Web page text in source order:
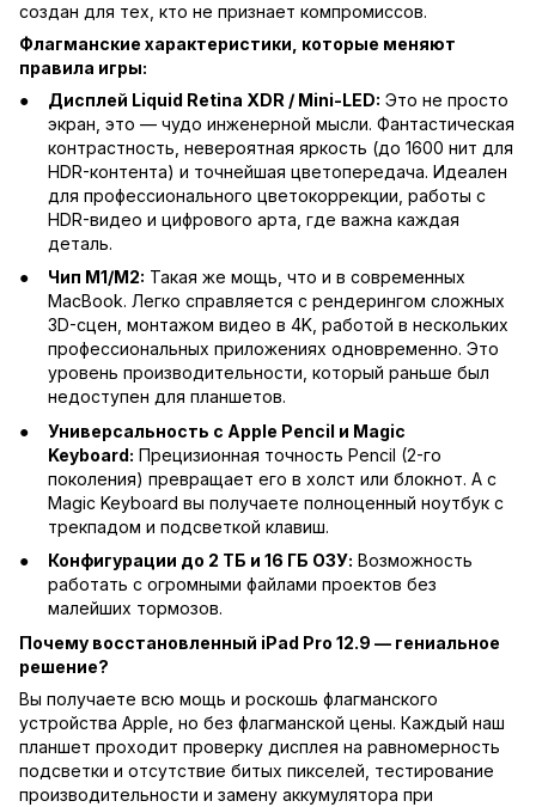
создан для тех, кто не признает компромиссов.
Флагманские характеристики, которые меняют
правила игры:
Дисплей Liquid Retina XDR / Mini-LED: Это не просто
экран, это — чудо инженерной мысли. Фантастическая
контрастность, невероятная яркость (до 1600 нит для
HDR-контента) и точнейшая цветопередача. Идеален
для профессионального цветокоррекции, работы с
HDR-видео и цифрового арта, где важна каждая
деталь.
Чип M1/M2: Такая же мощь, что и в современных
MacBook. Легко справляется с рендерингом сложных
3D-сцен, монтажом видео в 4K, работой в нескольких
профессиональных приложениях одновременно. Это
уровень производительности, который раньше был
недоступен для планшетов.
Универсальность с Apple Pencil и Magic
Keyboard: Прецизионная точность Pencil (2-го
поколения) превращает его в холст или блокнот. А с
Magic Keyboard вы получаете полноценный ноутбук с
трекпадом и подсветкой клавиш.
Конфигурации до 2 ТБ и 16 ГБ ОЗУ: Возможность
работать с огромными файлами проектов без
малейших тормозов.
Почему восстановленный iPad Pro 12.9 — гениальное
решение?
Вы получаете всю мощь и роскошь флагманского
устройства Apple, но без флагманской цены. Каждый наш
планшет проходит проверку дисплея на равномерность
подсветки и отсутствие битых пикселей, тестирование
производительности и замену аккумулятора при